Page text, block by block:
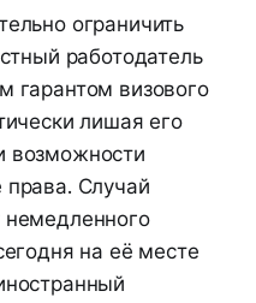
ограничить
работодатель
гарантом визового
лишая его
возможности
Случай
на её месте